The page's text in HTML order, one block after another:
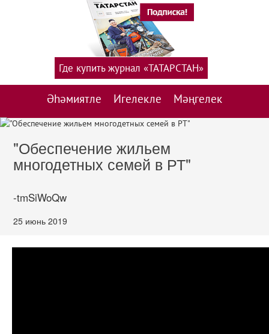
Әһәмиятле Игелекле Мәңгелек
Где купить журнал «ТАТАРСТАН»
"Обеспечение жильем
многодетных семей в РТ"
-tmSiWoQw
25 июнь 2019